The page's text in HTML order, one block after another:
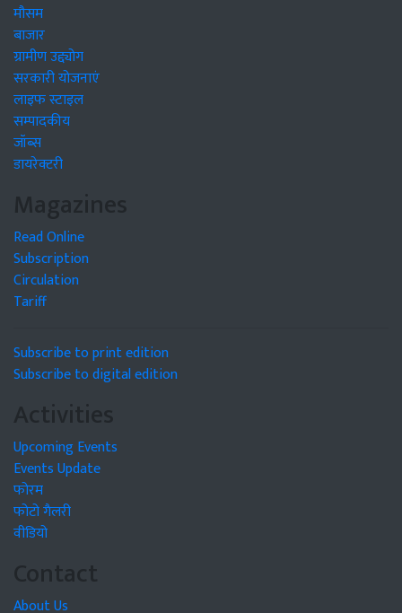
मौसम
बाजार
ग्रामीण उद्द्योग
सरकारी योजनाएं
लाइफ स्टाइल
सम्पादकीय
जॉब्स
डायरेक्टरी
Magazines
Read Online
Subscription
Circulation
Tariff
Subscribe to print edition
Subscribe to digital edition
Activities
Upcoming Events
Events Update
फोरम
फोटो गैलरी
वीडियो
Contact
About Us